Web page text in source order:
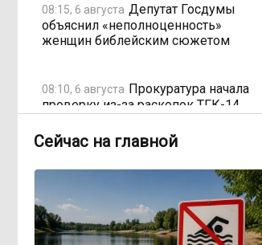
08:15, 6 августа Депутат Госдумы
объяснил «неполноценность»
женщин библейским сюжетом
08:10, 6 августа Прокуратура начала
проверку из-за раскопок ТГК-14
Забайкалье — в списке регионов,
где бюджетники могут остаться без
выплат
Сейчас на главной